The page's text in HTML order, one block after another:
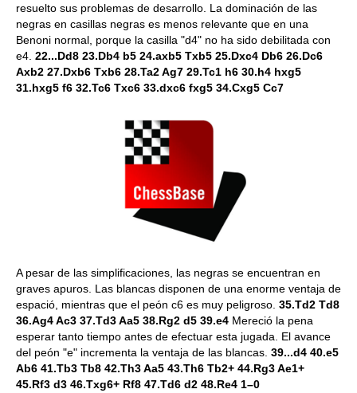
resuelto sus problemas de desarrollo. La dominación de las
negras en casillas negras es menos relevante que en una
Benoni normal, porque la casilla "d4" no ha sido debilitada con
e4. 22...Dd8 23.Db4 b5 24.axb5 Txb5 25.Dxc4 Db6 26.Dc6
Axb2 27.Dxb6 Txb6 28.Ta2 Ag7 29.Tc1 h6 30.h4 hxg5
31.hxg5 f6 32.Tc6 Txc6 33.dxc6 fxg5 34.Cxg5 Cc7
A pesar de las simplificaciones, las negras se encuentran en
graves apuros. Las blancas disponen de una enorme ventaja de
espació, mientras que el peón c6 es muy peligroso. 35.Td2 Td8
36.Ag4 Ac3 37.Td3 Aa5 38.Rg2 d5 39.e4 Mereció la pena
esperar tanto tiempo antes de efectuar esta jugada. El avance
del peón "e" incrementa la ventaja de las blancas. 39...d4 40.e5
Ab6 41.Tb3 Tb8 42.Th3 Aa5 43.Th6 Tb2+ 44.Rg3 Ae1+
45.Rf3 d3 46.Txg6+ Rf8 47.Td6 d2 48.Re4 1–0